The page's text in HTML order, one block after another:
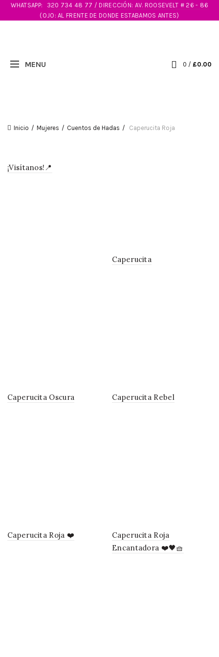
WHATSAPP:
320 734 48 77 / DIRECCIÓN: AV. ROOSEVELT # 26 - 86
(OJO: AL FRENTE DE DONDE ESTABAMOS ANTES)
0 / £0.00
Inicio Mujeres Cuentos de Hadas Caperucita Roja
¡Visítanos!📍
Caperucita
Caperucita Oscura Caperucita Rebel
Caperucita Roja ❤️
Caperucita Roja
Encantadora ❤️🖤🧺